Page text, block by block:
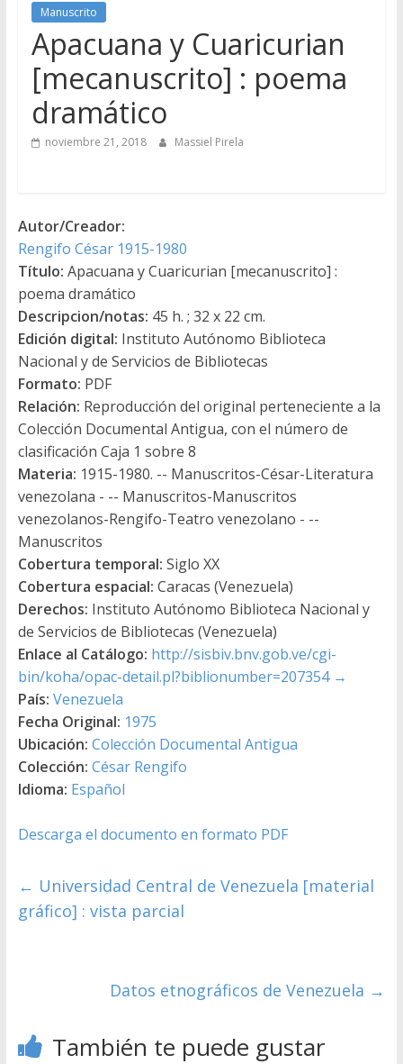
Manuscrito
Apacuana y Cuaricurian
[mecanuscrito] : poema
dramático
noviembre 21, 2018 Massiel Pirela
Autor/Creador:
Rengifo César 1915-1980
Título: Apacuana y Cuaricurian [mecanuscrito] :
poema dramático
Descripcion/notas: 45 h. ; 32 x 22 cm.
Edición digital: Instituto Autónomo Biblioteca
Nacional y de Servicios de Bibliotecas
Formato: PDF
Relación: Reproducción del original perteneciente a la
Colección Documental Antigua, con el número de
clasificación Caja 1 sobre 8
Materia: 1915-1980. -- Manuscritos-César-Literatura
venezolana - -- Manuscritos-Manuscritos
venezolanos-Rengifo-Teatro venezolano - --
Manuscritos
Cobertura temporal: Siglo XX
Cobertura espacial: Caracas (Venezuela)
Derechos: Instituto Autónomo Biblioteca Nacional y
de Servicios de Bibliotecas (Venezuela)
Enlace al Catálogo: http://sisbiv.bnv.gob.ve/cgi-
bin/koha/opac-detail.pl?biblionumber=207354 →
País: Venezuela
Fecha Original: 1975
Ubicación: Colección Documental Antigua
Colección: César Rengifo
Idioma: Español
Descarga el documento en formato PDF
← Universidad Central de Venezuela [material
gráfico] : vista parcial
Datos etnográficos de Venezuela →
También te puede gustar